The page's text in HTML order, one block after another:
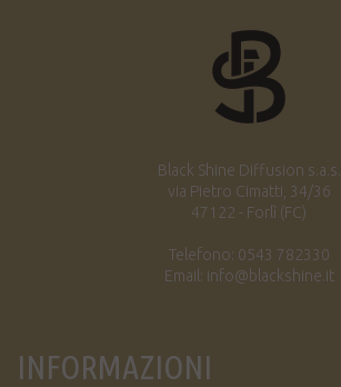
Black Shine Diffusion s.a.s.
via Pietro Cimatti, 34/36
47122 - Forlì (FC)
Telefono: 0543 782330
Email: info@blackshine.it
INFORMAZIONI